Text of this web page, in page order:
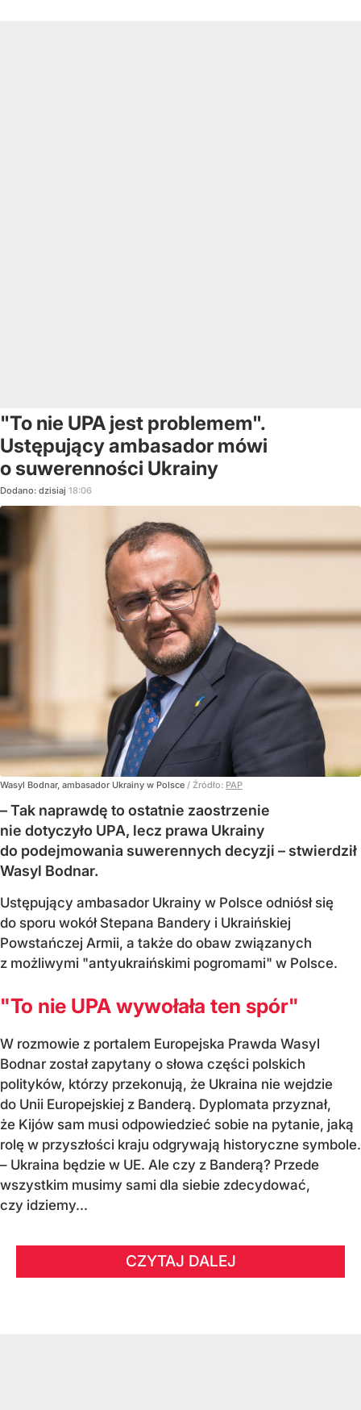
"To nie UPA jest problemem".
Ustępujący ambasador mówi
o suwerenności Ukrainy
Dodano: dzisiaj 18:06
Wasyl Bodnar, ambasador Ukrainy w Polsce / Źródło: PAP
– Tak naprawdę to ostatnie zaostrzenie
nie dotyczyło UPA, lecz prawa Ukrainy
do podejmowania suwerennych decyzji – stwierdził
Wasyl Bodnar.
Ustępujący ambasador Ukrainy w Polsce odniósł się
do sporu wokół Stepana Bandery i Ukraińskiej
Powstańczej Armii, a także do obaw związanych
z możliwymi "antyukraińskimi pogromami" w Polsce.
"To nie UPA wywołała ten spór"
W rozmowie z portalem Europejska Prawda Wasyl
Bodnar został zapytany o słowa części polskich
polityków, którzy przekonują, że Ukraina nie wejdzie
do Unii Europejskiej z Banderą. Dyplomata przyznał,
że Kijów sam musi odpowiedzieć sobie na pytanie, jaką
rolę w przyszłości kraju odgrywają historyczne symbole.
– Ukraina będzie w UE. Ale czy z Banderą? Przede
wszystkim musimy sami dla siebie zdecydować,
czy idziemy...
CZYTAJ DALEJ